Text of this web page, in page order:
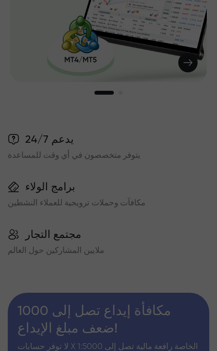
يدعم 24/7
يتوفر متخصصون في أي وقت للمساعدة
برامج الولاء
مكافآت وحملات ترويجية للعملاء النشطين
مجتمع التجار
ملايين المشاركين حول العالم
مكافأة إيداع تصل إلى 1000
ضعف مبلغ الإيداع!
لا توفر حسابات X الخاصة رافعة مالية تصل إلى 1:5000